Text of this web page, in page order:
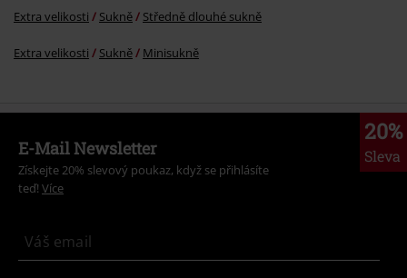
Extra velikosti Sukně Středně dlouhé sukně
Extra velikosti Sukně Minisukně
20%
Sleva
E-Mail Newsletter
Získejte 20% slevový poukaz, když se přihlásíte
teď! Více